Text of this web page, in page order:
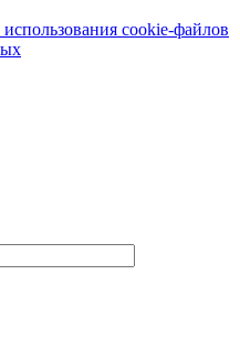
сookie-файлов